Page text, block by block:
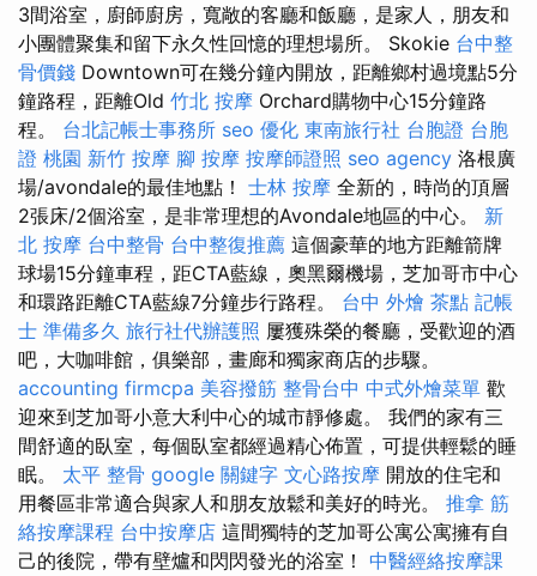
3間浴室，廚師廚房，寬敞的客廳和飯廳，是家人，朋友和
小團體聚集和留下永久性回憶的理想場所。 Skokie 台中整
骨價錢 Downtown可在幾分鐘內開放，距離鄉村過境點5分
鐘路程，距離Old 竹北 按摩 Orchard購物中心15分鐘路
程。 台北記帳士事務所 seo 優化 東南旅行社 台胞證 台胞
證 桃園 新竹 按摩 腳 按摩 按摩師證照 seo agency 洛根廣
場/avondale的最佳地點！ 士林 按摩 全新的，時尚的頂層
2張床/2個浴室，是非常理想的Avondale地區的中心。 新
北 按摩 台中整骨 台中整復推薦 這個豪華的地方距離箭牌
球場15分鐘車程，距CTA藍線，奧黑爾機場，芝加哥市中心
和環路距離CTA藍線7分鐘步行路程。 台中 外燴 茶點 記帳
士 準備多久 旅行社代辦護照 屢獲殊榮的餐廳，受歡迎的酒
吧，大咖啡館，俱樂部，畫廊和獨家商店的步驟。
accounting firmcpa 美容撥筋 整骨台中 中式外燴菜單 歡
迎來到芝加哥小意大利中心的城市靜修處。 我們的家有三
間舒適的臥室，每個臥室都經過精心佈置，可提供輕鬆的睡
眠。 太平 整骨 google 關鍵字 文心路按摩 開放的住宅和
用餐區非常適合與家人和朋友放鬆和美好的時光。 推拿 筋
絡按摩課程 台中按摩店 這間獨特的芝加哥公寓公寓擁有自
己的後院，帶有壁爐和閃閃發光的浴室！ 中醫經絡按摩課